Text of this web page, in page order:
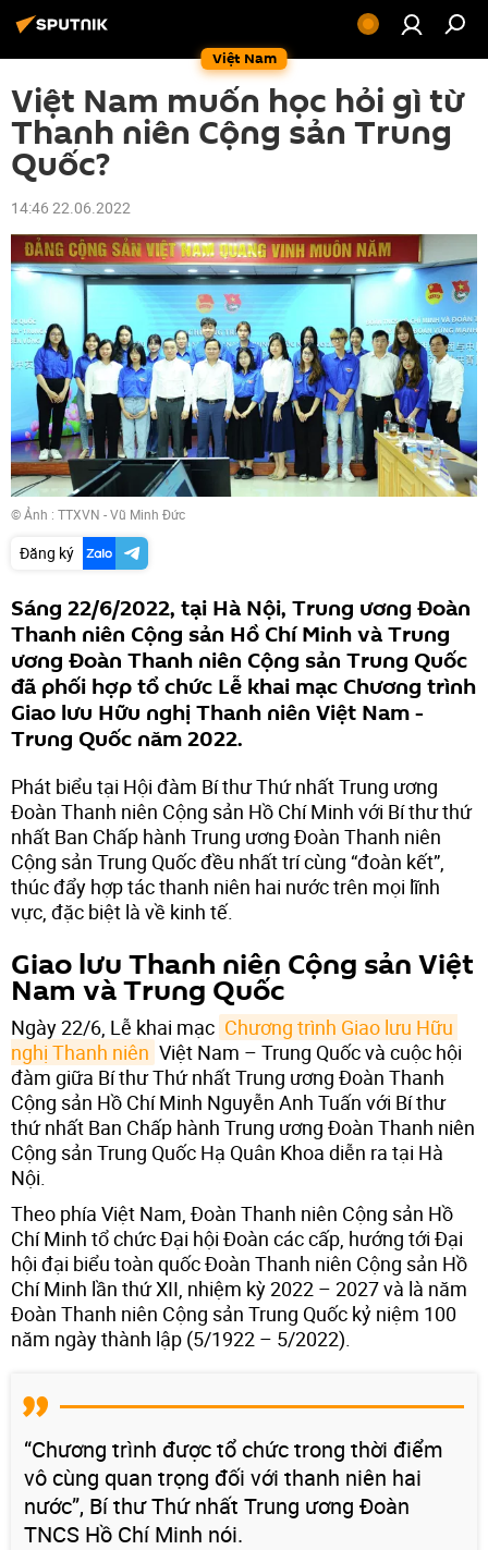
Việt Nam
Việt Nam muốn học hỏi gì từ
Thanh niên Cộng sản Trung
Quốc?
14:46 22.06.2022
© Ảnh : TTXVN - Vũ Minh Đức
Đăng ký
Sáng 22/6/2022, tại Hà Nội, Trung ương Đoàn
Thanh niên Cộng sản Hồ Chí Minh và Trung
ương Đoàn Thanh niên Cộng sản Trung Quốc
đã phối hợp tổ chức Lễ khai mạc Chương trình
Giao lưu Hữu nghị Thanh niên Việt Nam -
Trung Quốc năm 2022.
Phát biểu tại Hội đàm Bí thư Thứ nhất Trung ương
Đoàn Thanh niên Cộng sản Hồ Chí Minh với Bí thư thứ
nhất Ban Chấp hành Trung ương Đoàn Thanh niên
Cộng sản Trung Quốc đều nhất trí cùng “đoàn kết”,
thúc đẩy hợp tác thanh niên hai nước trên mọi lĩnh
vực, đặc biệt là về kinh tế.
Giao lưu Thanh niên Cộng sản Việt
Nam và Trung Quốc
Ngày 22/6, Lễ khai mạc Chương trình Giao lưu Hữu
nghị Thanh niên Việt Nam – Trung Quốc và cuộc hội
đàm giữa Bí thư Thứ nhất Trung ương Đoàn Thanh
Cộng sản Hồ Chí Minh Nguyễn Anh Tuấn với Bí thư
thứ nhất Ban Chấp hành Trung ương Đoàn Thanh niên
Cộng sản Trung Quốc Hạ Quân Khoa diễn ra tại Hà
Nội.
Theo phía Việt Nam, Đoàn Thanh niên Cộng sản Hồ
Chí Minh tổ chức Đại hội Đoàn các cấp, hướng tới Đại
hội đại biểu toàn quốc Đoàn Thanh niên Cộng sản Hồ
Chí Minh lần thứ XII, nhiệm kỳ 2022 – 2027 và là năm
Đoàn Thanh niên Cộng sản Trung Quốc kỷ niệm 100
năm ngày thành lập (5/1922 – 5/2022).
“Chương trình được tổ chức trong thời điểm
vô cùng quan trọng đối với thanh niên hai
nước”, Bí thư Thứ nhất Trung ương Đoàn
TNCS Hồ Chí Minh nói.